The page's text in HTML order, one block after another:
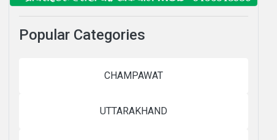
Popular Categories
CHAMPAWAT
UTTARAKHAND